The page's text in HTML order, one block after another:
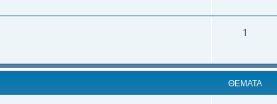
1
ΘΈΜΑΤΑ